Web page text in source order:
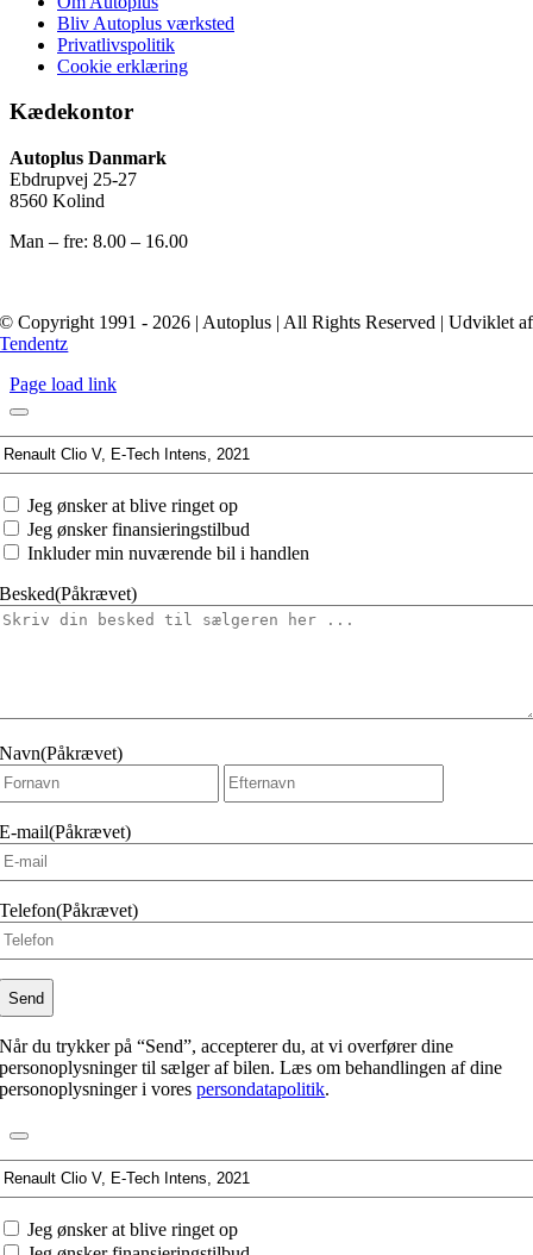
Bliv Autoplus værksted
Privatlivspolitik
Cookie erklæring
Kædekontor
Autoplus Danmark
Ebdrupvej 25-27
8560 Kolind
Man – fre: 8.00 – 16.00
© Copyright 1991 - 2026 | Autoplus | All Rights Reserved | Udviklet af
Tendentz
Page load link
Jeg ønsker at blive ringet op
Jeg ønsker finansieringstilbud
Inkluder min nuværende bil i handlen
Besked(Påkrævet)
Navn(Påkrævet)
Fornavn
E-mail(Påkrævet)
Telefon(Påkrævet)
Når du trykker på “Send”, accepterer du, at vi overfører dine
personoplysninger til sælger af bilen. Læs om behandlingen af dine
personoplysninger i vorespersondatapolitik.
Jeg ønsker at blive ringet op